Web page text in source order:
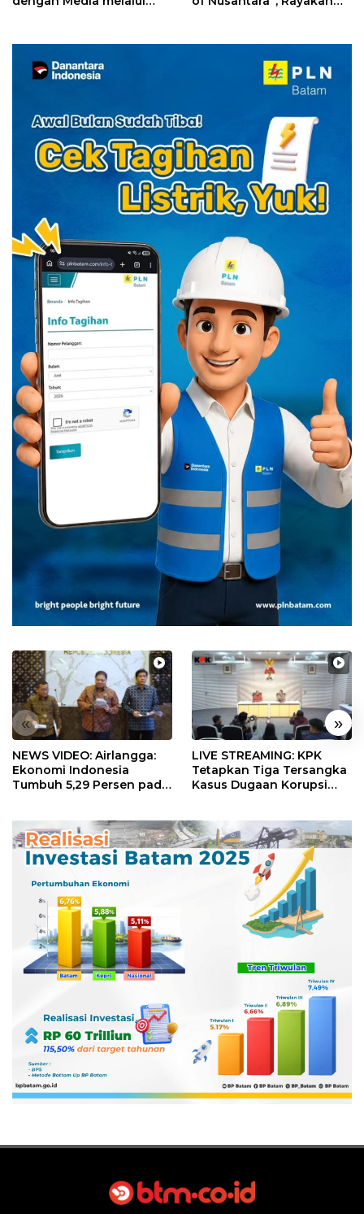
« »
NEWS VIDEO: Airlangga:
Ekonomi Indonesia
Tumbuh 5,29 Persen pada
LIVE STREAMING: KPK
Tetapkan Tiga Tersangka
Kasus Dugaan Korupsi